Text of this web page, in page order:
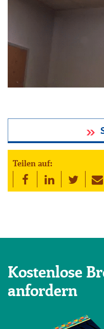
Teilen auf:
Kostenlose
anfordern